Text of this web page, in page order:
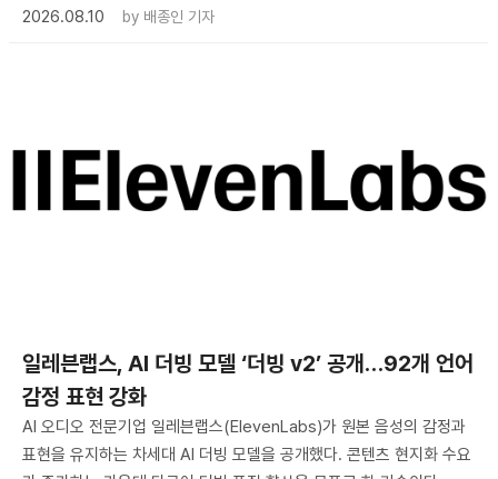
2026.08.10
by 배종인 기자
일레븐랩스, AI 더빙 모델 ‘더빙 v2’ 공개…92개 언어
감정 표현 강화
AI 오디오 전문기업 일레븐랩스(ElevenLabs)가 원본 음성의 감정과
표현을 유지하는 차세대 AI 더빙 모델을 공개했다. 콘텐츠 현지화 수요